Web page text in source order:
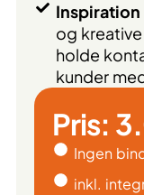
og
holde
kunder
Pris:
Ingen
inkl.